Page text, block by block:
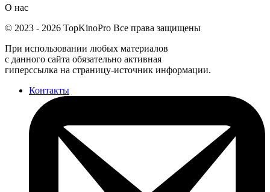
О нас
© 2023 - 2026 TopKinoPro Все права защищены
При использовании любых материалов
с данного сайта обязательно активная
гиперссылка на страницу-источник информации.
Контакты